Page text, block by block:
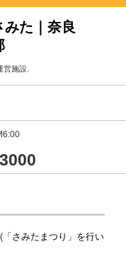
た｜奈良
営施設.
( 「さみたまつり」を行い